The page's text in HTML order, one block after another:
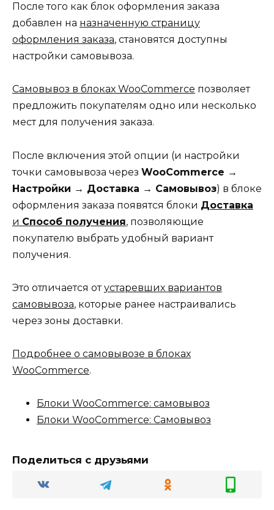
После того как блок оформления заказа
добавлен на назначенную страницу
оформления заказа, становятся доступны
настройки самовывоза.
Самовывоз в блоках WooCommerce позволяет
предложить покупателям одно или несколько
мест для получения заказа.
После включения этой опции (и настройки
точки самовывоза через WooCommerce →
Настройки → Доставка → Самовывоз) в блоке
оформления заказа появятся блоки Доставка
и Способ получения, позволяющие
покупателю выбрать удобный вариант
получения.
Это отличается отустаревших вариантов
самовывоза, которые ранее настраивались
через зоны доставки.
Подробнее о самовывозе в блоках
WooCommerce.
Блоки WooCommerce: самовывоз
Блоки WooCommerce: Самовывоз
Поделиться с друзьями